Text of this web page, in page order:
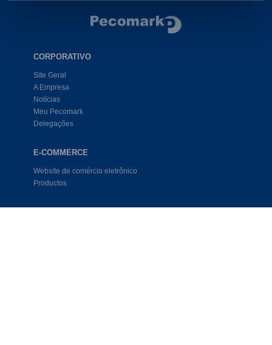
CORPORATIVO
Site Geral
A Empresa
Notícias
Meu Pecomark
Delegações
E-COMMERCE
Website de comércio eletrônico
Productos